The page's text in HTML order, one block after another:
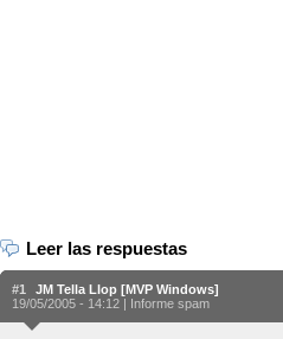
Leer las respuestas
#1
JM Tella Llop [MVP Windows]
19/05/2005 - 14:12 | Informe spam